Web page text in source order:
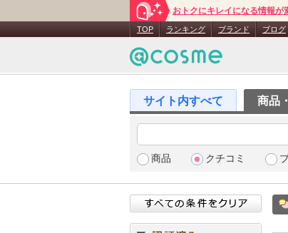
おトクにキレイになる情報が
TOP ランキング ブランド ブログ
商品
商品 クチコミ